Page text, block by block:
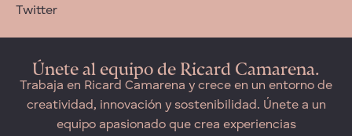
Twitter
Únete al equipo de Ricard Camarena.
Trabaja en Ricard Camarena y crece en un entorno de
creatividad, innovación y sostenibilidad. Únete a un
equipo apasionado que crea experiencias